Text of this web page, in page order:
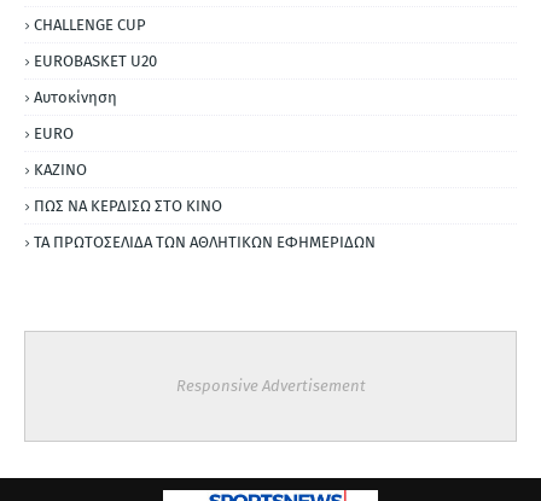
CHALLENGE CUP
EUROBASKET U20
Αυτοκίνηση
ΕURO
ΚΑΖΙΝΟ
ΠΩΣ ΝΑ ΚΕΡΔΙΣΩ ΣΤΟ ΚΙΝΟ
ΤΑ ΠΡΩΤΟΣΕΛΙΔΑ ΤΩΝ ΑΘΛΗΤΙΚΩΝ ΕΦΗΜΕΡΙΔΩΝ
Responsive Advertisement